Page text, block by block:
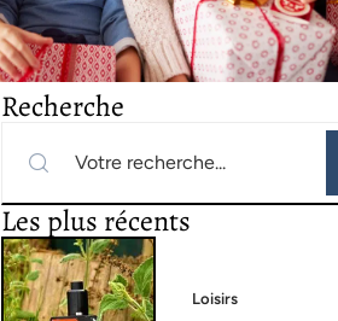
Recherche
Les plus récents
Loisirs